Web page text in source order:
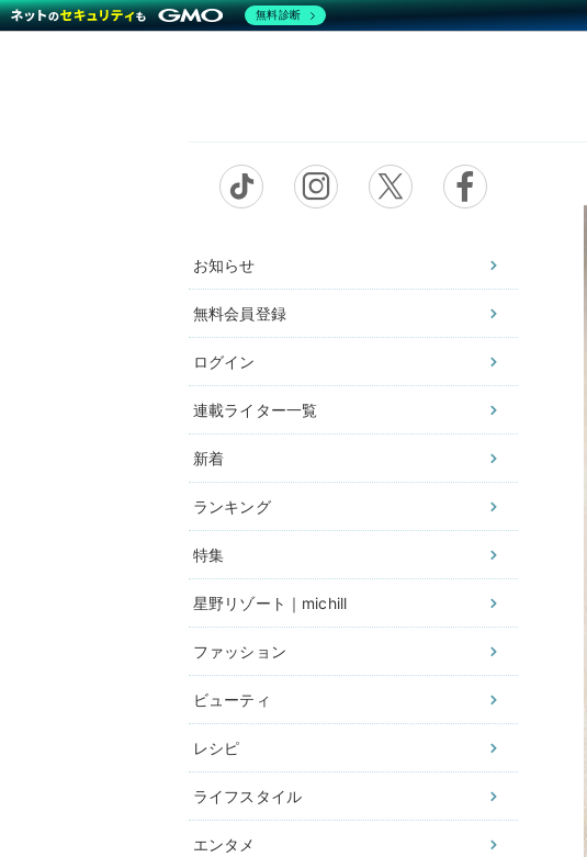
お知らせ
無料会員登録
ログイン
連載ライター一覧
新着
ランキング
特集
星野リゾート｜michill
ファッション
ビューティ
レシピ
ライフスタイル
エンタメ
無料診断